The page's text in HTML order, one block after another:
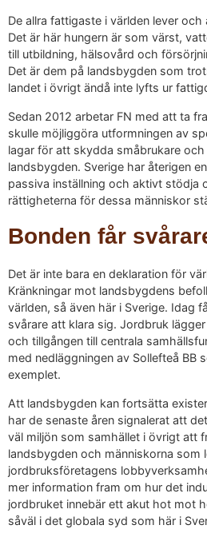
De allra fattigaste i världen lever
Det är här hungern är som värst,
till utbildning, hälsovård och
Det är dem på landsbygden som
landet i övrigt ändå inte lyfts ur
Sedan 2012 arbetar FN med att ta
skulle möjliggöra utformningen av
lagar för att skydda småbrukare
landsbygden. Sverige har återigen
passiva inställning och aktivt stödja
rättigheterna för dessa människor
Bonden får
Det är inte bara en deklaration för
Kränkningar mot landsbygdens
världen, så även här i Sverige. Idag
svårare att klara sig. Jordbruk
och tillgången till centrala
med nedläggningen av Sollefteå BB
exemplet.
Att landsbygden kan fortsätta
har de senaste åren signalerat att
väl miljön som samhället i övrigt att
landsbygden och människorna som
jordbruksföretagens
mer information fram om hur det
jordbruket innebär ett akut hot mot
såväl i det globala syd som här i